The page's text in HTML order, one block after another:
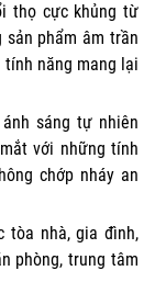
thọ cực khủng từ
sản phẩm âm trần
năng mang lại
sáng tự nhiên
với những tính
chớp nháy an
tòa nhà, gia đình,
phòng, trung tâm